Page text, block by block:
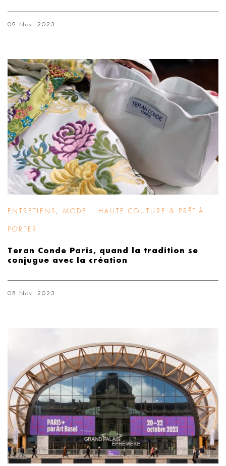
09 Nov. 2023
ENTRETIENS MODE – HAUTE COUTURE & PRÊT-À-
PORTER
Teran Conde Paris, quand la tradition se
conjugue avec la création
08 Nov. 2023